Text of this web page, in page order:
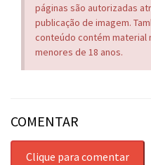
páginas são autorizadas
publicação de imagem.
conteúdo contém material
menores de 18 anos.
COMENTAR
Clique para comentar